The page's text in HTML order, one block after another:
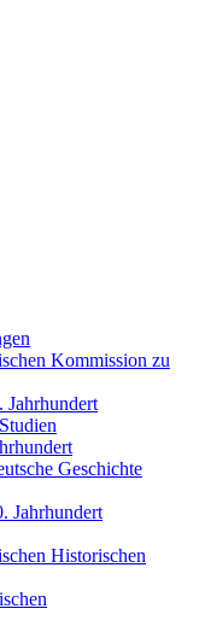
Kommission zu
Jahrhundert
Geschichte
Jahrhundert
Historischen